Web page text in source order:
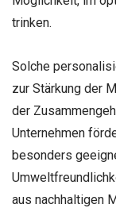
trinken.
Solche
zur Stärkung der
der
Unternehmen
besonders
aus nachhaltigen